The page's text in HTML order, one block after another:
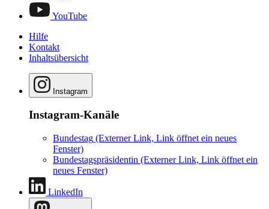
YouTube
Hilfe
Kontakt
Inhaltsübersicht
Instagram
Instagram-Kanäle
Bundestag (Externer Link, Link öffnet ein neues
Fenster)
Bundestagspräsidentin (Externer Link, Link öffnet ein
neues Fenster)
LinkedIn